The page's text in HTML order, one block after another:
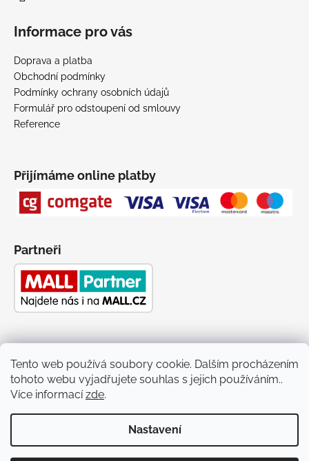
Tento web používá soubory cookie. Dalším procházením
tohoto webu vyjadřujete souhlas s jejich používáním..
Více informacízde.
Nastavení
Informace pro vás
Doprava a platba
Obchodní podmínky
Podmínky ochrany osobních údajů
Formulář pro odstoupení od smlouvy
Reference
Přijímáme online platby
Partneři
Facebook PLASMAkosmetika
YouTube
instagram PLASMAkosmetika